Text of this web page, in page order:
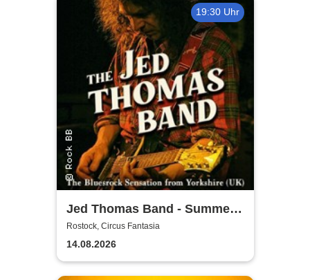
19:30 Uhr
Jed Thomas Band - Summer
Tour 2026
Rostock, Circus Fantasia
14.08.2026